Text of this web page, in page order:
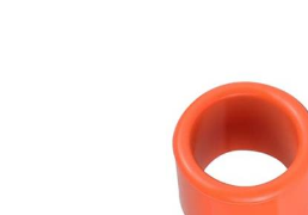
Turnen & Gymnastik